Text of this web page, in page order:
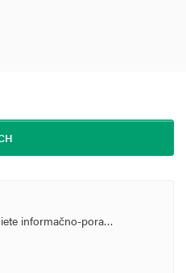
informačno-pora…